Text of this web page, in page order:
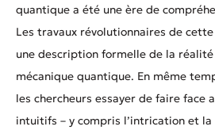
quantique a été une ère de
Les travaux révolutionnaires de
une description formelle de la
mécanique quantique. En même
les chercheurs essayer de faire face
intuitifs – y compris l’intrication et